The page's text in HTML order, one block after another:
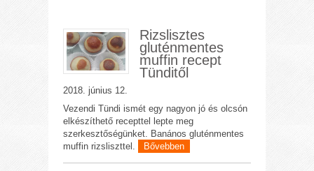
Rizslisztes
gluténmentes
muffin recept
Tünditől
2018. június 12.
Vezendi Tündi ismét egy nagyon jó és olcsón
elkészíthető recepttel lepte meg
szerkesztőségünket. Banános gluténmentes
muffin rizsliszttel.
Bővebben